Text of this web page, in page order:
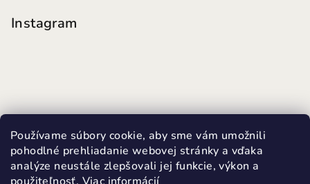
Používame súbory cookie, aby sme vám umožnili
pohodlné prehliadanie webovej stránky a vďaka
analýze neustále zlepšovali jej funkcie, výkon a
Instagram